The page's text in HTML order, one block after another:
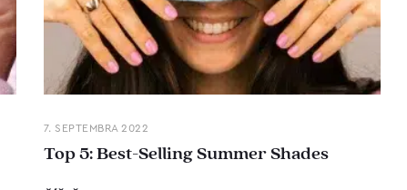
7. SEPTEMBRA 2022
Top 5: Best-Selling Summer Shades